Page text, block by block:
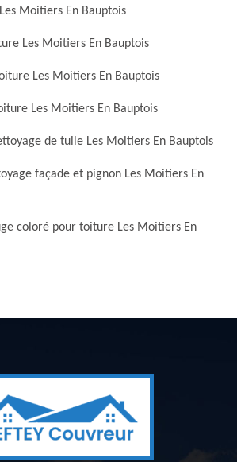
Moitiers En Bauptois
Les Moitiers En Bauptois
Les Moitiers En Bauptois
Les Moitiers En Bauptois
de tuile Les Moitiers En Bauptois
façade et pignon Les Moitiers En
coloré pour toiture Les Moitiers En